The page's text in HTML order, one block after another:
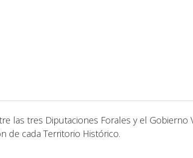
las tres Diputaciones Forales y el Gobierno
de cada Territorio Histórico.